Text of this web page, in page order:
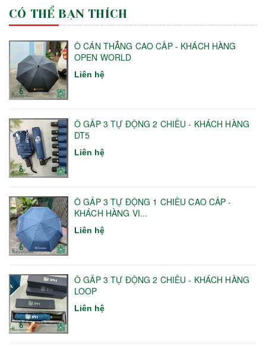
CÓ THỂ BẠN THÍCH
Ô CÁN THẲNG CAO CẤP - KHÁCH HÀNG
OPEN WORLD
Liên hệ
Ô GẤP 3 TỰ ĐỘNG 2 CHIỀU - KHÁCH HÀNG
DT5
Liên hệ
Ô GẤP 3 TỰ ĐỘNG 1 CHIỀU CAO CẤP -
KHÁCH HÀNG VI...
Liên hệ
Ô GẤP 3 TỰ ĐỘNG 2 CHIỀU - KHÁCH HÀNG
LOOP
Liên hệ